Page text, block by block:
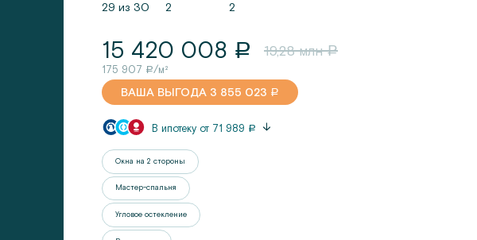
29 из 30 2 2
15 420 008 a 19,28млнa
175 907 a/м²
ВАША ВЫГОДА 3 855 023 a
В ипотеку от 71 989 a
Окна на 2 стороны
Мастер-спальня
Угловое остекление